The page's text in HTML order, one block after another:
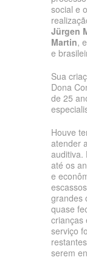
social e
Jürgen
Martin,
e
Sua
Dona
de 25
Houve
atender
auditiva.
até os
e
grandes
quase
crianças
serviço
serem